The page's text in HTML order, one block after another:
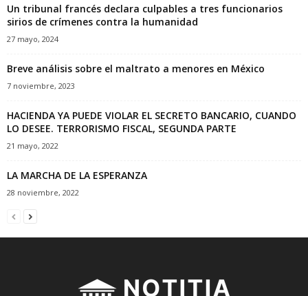
Un tribunal francés declara culpables a tres funcionarios
sirios de crímenes contra la humanidad
27 mayo, 2024
Breve análisis sobre el maltrato a menores en México
7 noviembre, 2023
HACIENDA YA PUEDE VIOLAR EL SECRETO BANCARIO, CUANDO
LO DESEE. TERRORISMO FISCAL, SEGUNDA PARTE
21 mayo, 2022
LA MARCHA DE LA ESPERANZA
28 noviembre, 2022